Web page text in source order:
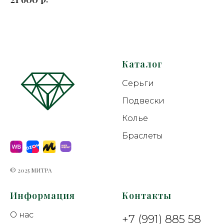
© 2025 МИТРА
Каталог
Серьги
Подвески
Колье
Браслеты
Информация
О нас
Контакты
+7 (991) 885 58